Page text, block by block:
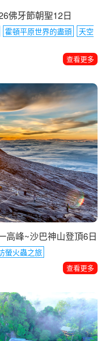
佛牙節朝聖12日
霍頓平原世界的盡頭
天空
查看更多